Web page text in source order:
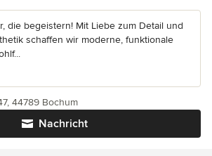
die begeistern! Mit Liebe zum Detail und
schaffen wir moderne, funktionale
Nachricht
44789 Bochum